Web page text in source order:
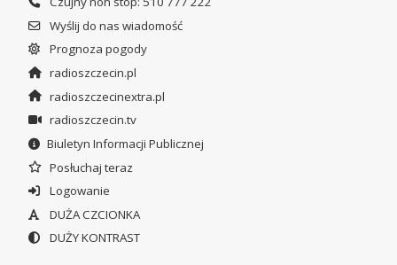
Wyślij do nas wiadomość
Prognoza pogody
radioszczecin.pl
radioszczecinextra.pl
radioszczecin.tv
Biuletyn Informacji Publicznej
Posłuchaj teraz
Logowanie
DUŻA CZCIONKA
DUŻY KONTRAST